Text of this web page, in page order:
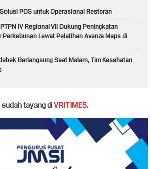
POS untuk Operasional Restoran
IV Regional VII Dukung Peningkatan
Lewat Pelatihan Avenza Maps di
Berlangsung Saat Malam, Tim Kesehatan
tayang diVRITIMES.